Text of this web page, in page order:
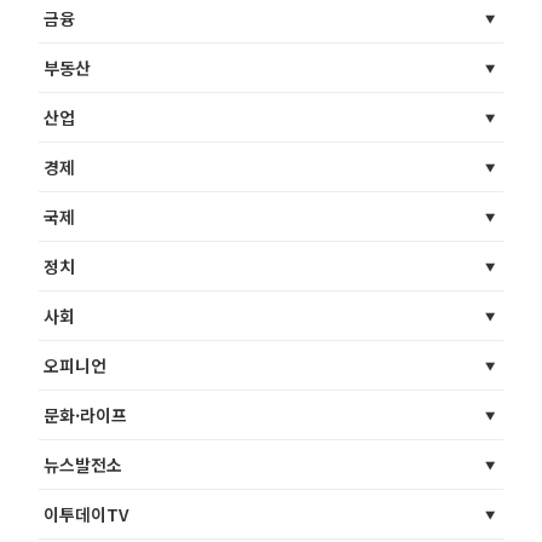
금융
부동산
산업
경제
국제
정치
사회
오피니언
문화·라이프
뉴스발전소
이투데이TV